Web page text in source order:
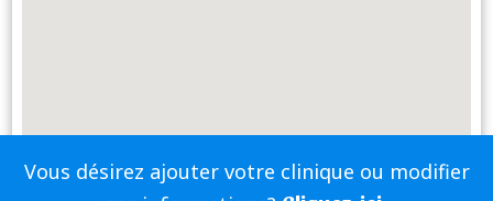
Vous désirez ajouter votre clinique ou modifier